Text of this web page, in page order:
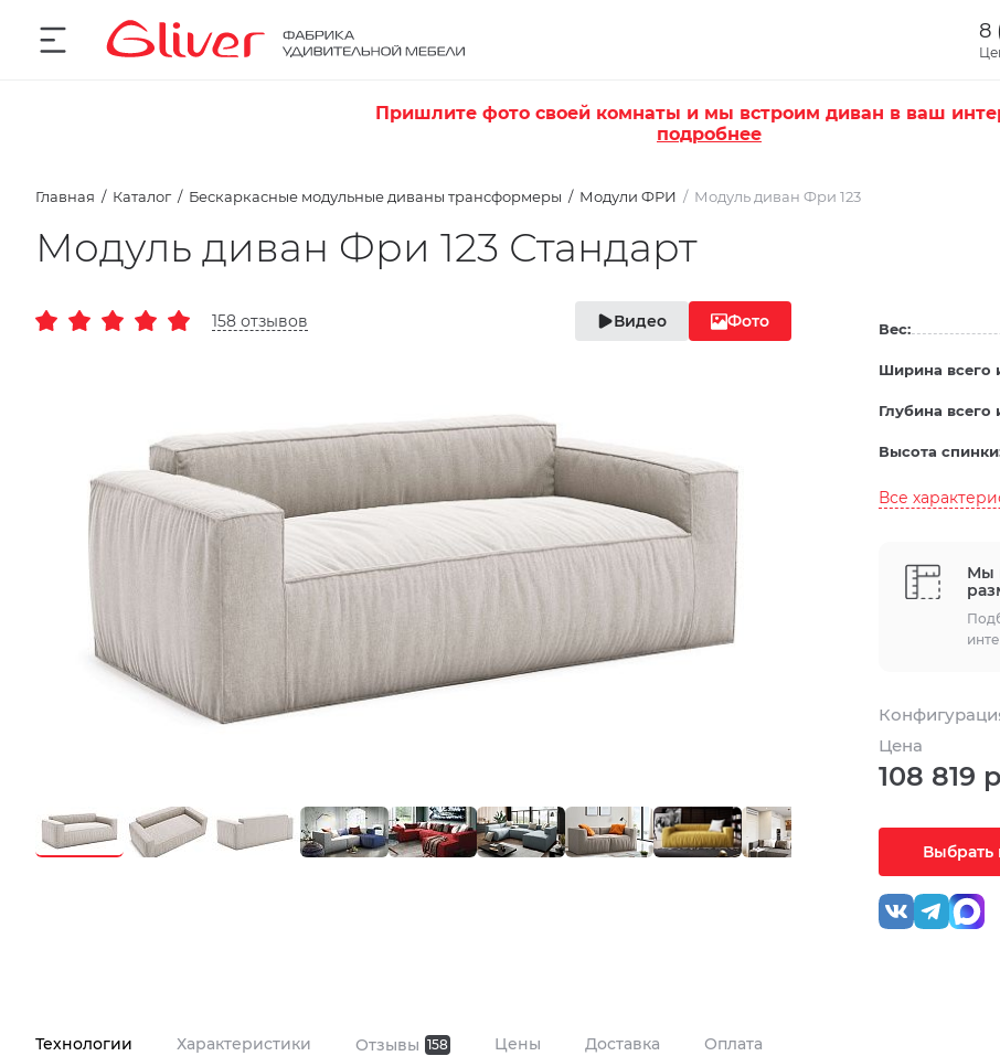
8
Пришлите фото своей комнаты и мы встроим диван в ваш
подробнее
Главная Каталог Бескаркасные модульные диваны трансформеры Модули ФРИ Модуль диван Фри 123
Модуль диван Фри 123 Стандарт
158 отзывов Видео Фото Вес:
Ширина всего
Глубина всего
Высота
Все
Мы
Цена
108 819
Выбрать
Технологии Характеристики Отзывы 158 Цены Доставка Оплата